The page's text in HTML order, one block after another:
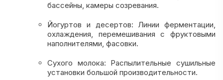
бассейны, камеры созревания.
Йогуртов и десертов: Линии ферментации,
охлаждения, перемешивания с фруктовыми
наполнителями, фасовки.
Сухого молока: Распылительные сушильные
установки большой производительности.